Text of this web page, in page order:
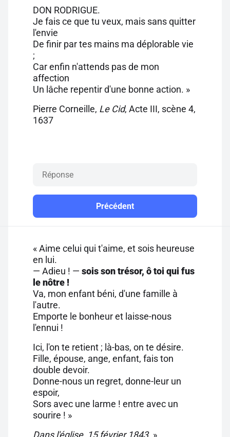
DON RODRIGUE.
Je fais ce que tu veux, mais sans quitter
l'envie
De finir par tes mains ma déplorable vie
;
Car enfin n'attends pas de mon
affection
Un lâche repentir d'une bonne action. »
Pierre Corneille, Le Cid, Acte III, scène 4,
1637
Précédent
« Aime celui qui t'aime, et sois heureuse
en lui.
— Adieu ! — sois son trésor, ô toi qui fus
le nôtre !
Va, mon enfant béni, d'une famille à
l'autre.
Emporte le bonheur et laisse-nous
l'ennui !
Ici, l'on te retient ; là-bas, on te désire.
Fille, épouse, ange, enfant, fais ton
double devoir.
Donne-nous un regret, donne-leur un
espoir,
Sors avec une larme ! entre avec un
sourire ! »
Dans l'église, 15 février 1843. »